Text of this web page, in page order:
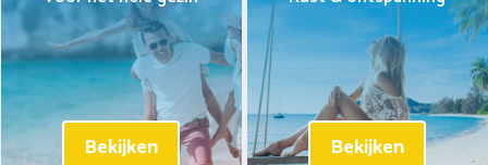
Bekijken Bekijken